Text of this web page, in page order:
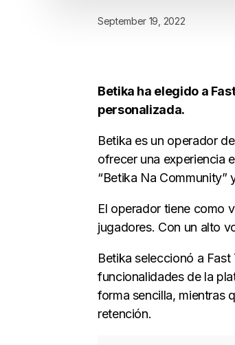
September 19, 2022
Betika ha elegido a
personalizada.
Betika es un operador
ofrecer una experiencia
“Betika Na
El operador tiene como
jugadores. Con un alto
Betika seleccionó a
funcionalidades de la
forma sencilla, mientras
retención.